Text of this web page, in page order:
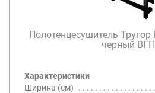
Полотенцесушитель
черный
Характеристики
Ширина (см)